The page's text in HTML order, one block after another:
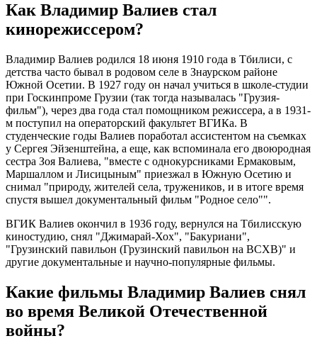
Как Владимир Валиев стал
кинорежиссером?
Владимир Валиев родился 18 июня 1910 года в Тбилиси, с
детства часто бывал в родовом селе в Знаурском районе
Южной Осетии. В 1927 году он начал учиться в школе-студии
при Госкинпроме Грузии (так тогда называлась "Грузия-
фильм"), через два года стал помощником режиссера, а в 1931-
м поступил на операторский факультет ВГИКа. В
студенческие годы Валиев поработал ассистентом на съемках
у Сергея Эйзенштейна, а еще, как вспоминала его двоюродная
сестра Зоя Валиева, "вместе с однокурсниками Ермаковым,
Маршаллом и Лисицыным" приезжал в Южную Осетию и
снимал "природу, жителей села, тружеников, и в итоге время
спустя вышел документальный фильм "Родное село"".
ВГИК Валиев окончил в 1936 году, вернулся на Тбилисскую
киностудию, снял "Джимарай-Хох", "Бакуриани",
"Грузинский павильон (Грузинский павильон на ВСХВ)" и
другие документальные и научно-популярные фильмы.
Какие фильмы Владимир Валиев снял
во время Великой Отечественной
войны?